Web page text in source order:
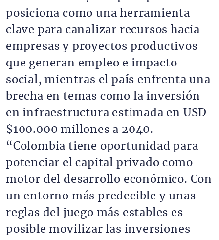
posiciona como una herramienta
clave para canalizar recursos hacia
empresas y proyectos productivos
que generan empleo e impacto
social, mientras el país enfrenta una
brecha en temas como la inversión
en infraestructura estimada en USD
$100.000 millones a 2040.
“Colombia tiene oportunidad para
potenciar el capital privado como
motor del desarrollo económico. Con
un entorno más predecible y unas
reglas del juego más estables es
posible movilizar las inversiones